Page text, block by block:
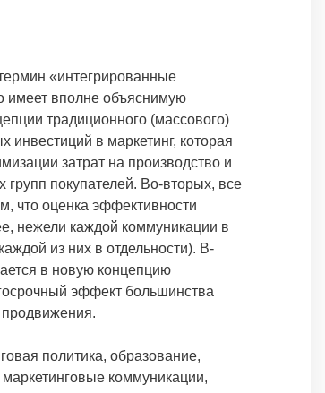
«интегрированные
имеет вполне объяснимую
традиционного (массового)
в маркетинг, которая
затрат на производство и
покупателей. Во-вторых, все
что оценка эффективности
нежели каждой коммуникации в
из них в отдельности). В-
в новую концепцию
эффект большинства
продвижения.
политика, образование,
коммуникации,